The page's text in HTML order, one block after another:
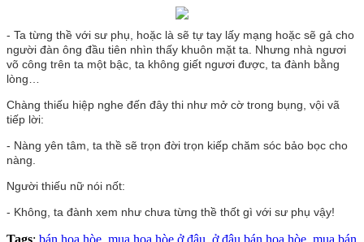
- Ta từng thề với sư phụ, hoặc là sẽ tự tay lấy mạng hoặc sẽ gả cho
người đàn ông đầu tiên nhìn thấy khuôn mặt ta. Nhưng nhà ngươi
võ công trên ta một bậc, ta không giết ngươi được, ta đành bằng
lòng…
Chàng thiếu hiệp nghe đến đây thi như mở cờ trong bụng, vội vã
tiếp lời:
- Nàng yên tâm, ta thề sẽ trọn đời trọn kiếp chăm sóc bảo bọc cho
nàng.
Người thiếu nữ nói nốt:
- Không, ta đành xem như chưa từng thề thốt gì với sư phụ vậy!
Tags: bán hoa hòe mua hoa hòe ở đâu ở đâu bán hoa hòe mua bán